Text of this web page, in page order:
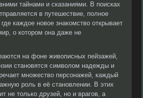
тайнами и сказаниями. В поисках
в путешествие, полное
каждое новое знакомство открывает
о котором она даже не
на фоне живописных пейзажей,
становятся символом надежды и
множество персонажей, каждый
роль в её становлении. В этих
не только друзей, но и врагов, а